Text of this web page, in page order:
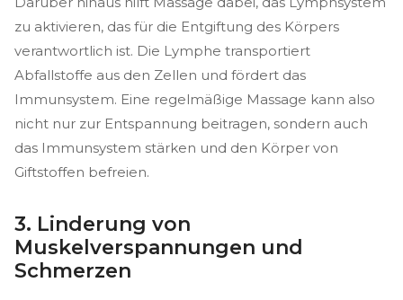
zu aktivieren, das für die Entgiftung des Körpers
verantwortlich ist. Die Lymphe transportiert
Abfallstoffe aus den Zellen und fördert das
Immunsystem. Eine regelmäßige Massage kann also
nicht nur zur Entspannung beitragen, sondern auch
das Immunsystem stärken und den Körper von
Giftstoffen befreien.
3. Linderung von
Muskelverspannungen und
Schmerzen